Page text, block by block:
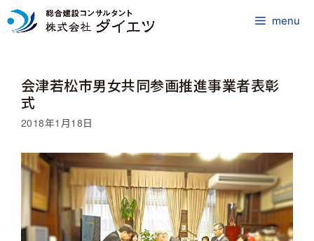
コ
ン
menu
会津若松市男女共同参画推進事業者表彰
式
2018年1月18日